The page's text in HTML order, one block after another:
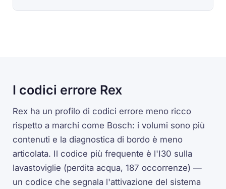
I codici errore Rex
Rex ha un profilo di codici errore meno ricco
rispetto a marchi come Bosch: i volumi sono più
contenuti e la diagnostica di bordo è meno
articolata. Il codice più frequente è l'I30 sulla
lavastoviglie (perdita acqua, 187 occorrenze) —
un codice che segnala l'attivazione del sistema